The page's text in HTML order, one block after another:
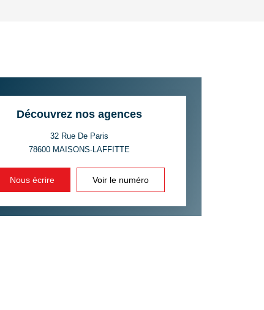
Découvrez nos agences
32 Rue De Paris
78600 MAISONS-LAFFITTE
Nous écrire Voir le numéro